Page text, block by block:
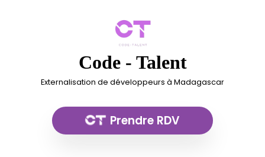
Code - Talent
Externalisation de développeurs à Madagascar
Prendre RDV